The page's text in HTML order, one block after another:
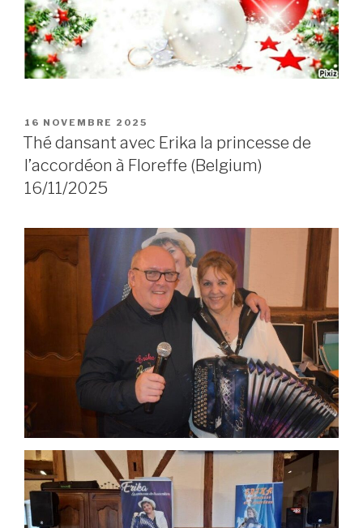
POSTED
ON
16 NOVEMBRE 2025
Thé dansant avec Erika la princesse de
l’accordéon à Floreffe (Belgium)
16/11/2025